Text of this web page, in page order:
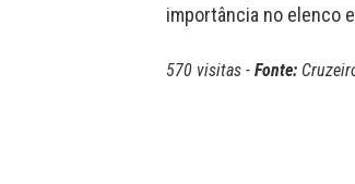
importância no elenco
570 visitas - Fonte: